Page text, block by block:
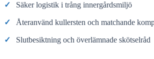
✓ Säker logistik i trång innergårdsmiljö
✓ Återanvänd kullersten och matchande
✓ Slutbesiktning och överlämnade skötselråd